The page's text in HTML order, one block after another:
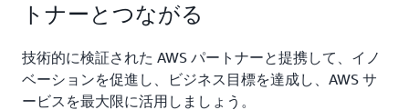
トナーとつながる
技術的に検証された AWS パートナーと提携して、イノ
ベーションを促進し、ビジネス目標を達成し、AWS サ
ービスを最大限に活用しましょう。